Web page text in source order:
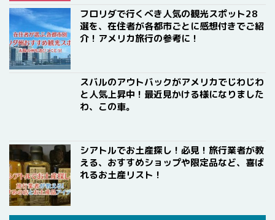
フロリダで行くべき人気の観光スポット28
選を、在住者が各都市ごとに感想付きでご紹
介！アメリカ旅行の参考に！
スバルのアウトバックがアメリカでじわじわ
と人気上昇中！最近見かける様になりました
わ、この車。
シアトルでお土産探し！必見！旅行業者が教
える、おすすめショップや限定品など、喜ば
れるお土産リスト！